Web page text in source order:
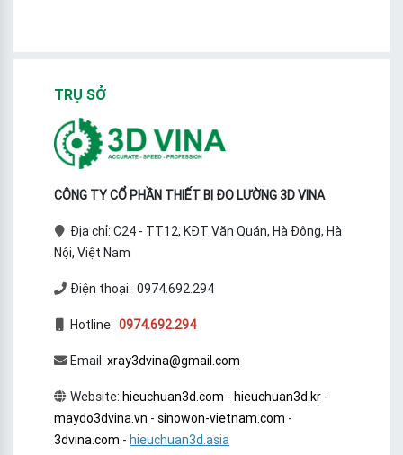
TRỤ SỞ
CÔNG TY CỔ PHẦN THIẾT BỊ ĐO LƯỜNG 3D VINA
Địa chỉ: C24 - TT12, KĐT Văn Quán, Hà Đông, Hà
Nội, Việt Nam
Điện thoại: 0974.692.294
Hotline: 0974.692.294
Email: xray3dvina@gmail.com
Website: hieuchuan3d.com - hieuchuan3d.kr-
maydo3dvina.vn - sinowon-vietnam.com -
3dvina.com - hieuchuan3d.asia